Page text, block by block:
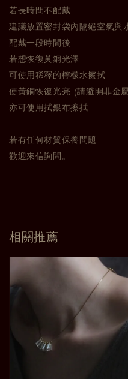
若長時間不配戴
建議放置密封袋內隔絕空氣與
配戴一段時間後
若想恢復黃銅光澤
可使用稀釋的檸檬水擦拭
使黃銅恢復光亮 (請避開非金
亦可使用拭銀布擦拭
若有任何材質保養問題
歡迎來信詢問。
相關推薦